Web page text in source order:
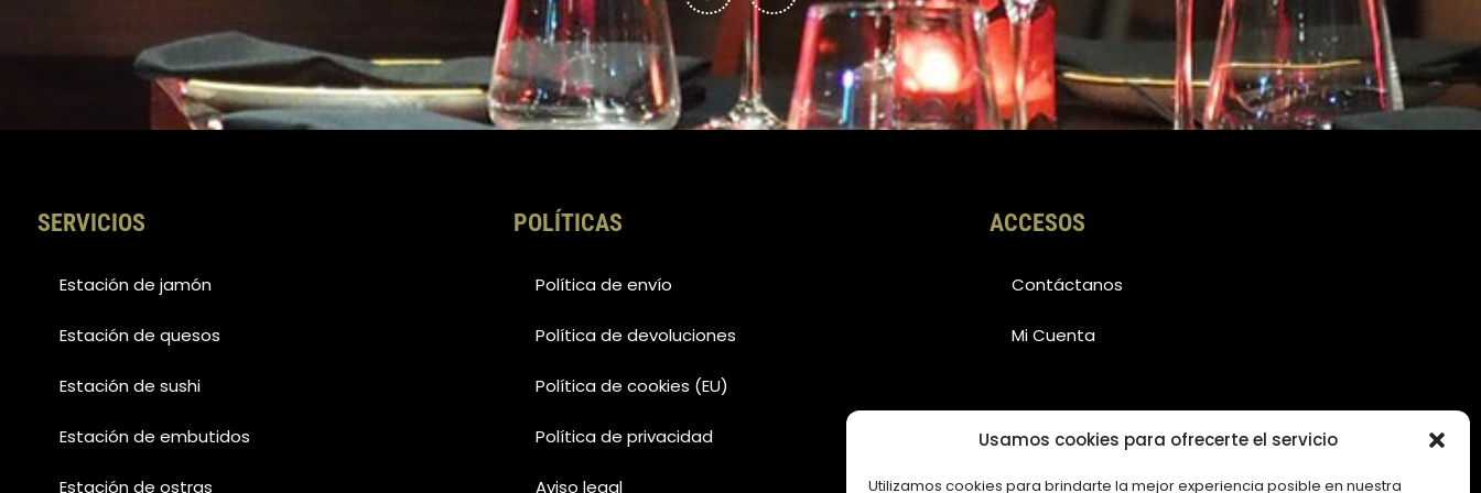
Usamos cookies para ofrecerte el servicio
Utilizamos cookies para brindarte la mejor experiencia posible en nuestra
o
k
-
g
m
SERVICIOS
Estación de jamón
Estación de quesos
Estación de sushi
Estación de embutidos
Estación de ostras
POLÍTICAS
Política de envío
Política de devoluciones
Política de cookies (EU)
Política de privacidad
Aviso legal
ACCESOS
Contáctanos
Mi Cuenta